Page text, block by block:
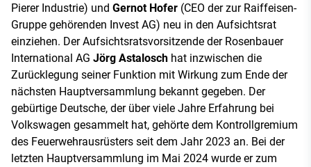
Pierer Industrie) und Gernot Hofer (CEO der zur Raiffeisen-
Gruppe gehörenden Invest AG) neu in den Aufsichtsrat
einziehen. Der Aufsichtsratsvorsitzende der Rosenbauer
International AG Jörg Astalosch hat inzwischen die
Zurücklegung seiner Funktion mit Wirkung zum Ende der
nächsten Hauptversammlung bekannt gegeben. Der
gebürtige Deutsche, der über viele Jahre Erfahrung bei
Volkswagen gesammelt hat, gehörte dem Kontrollgremium
des Feuerwehrausrüsters seit dem Jahr 2023 an. Bei der
letzten Hauptversammlung im Mai 2024 wurde er zum